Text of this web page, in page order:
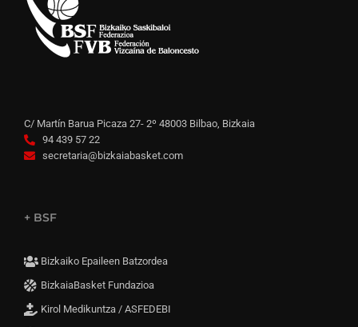
C/ Martín Barua Picaza 27- 2º 48003 Bilbao, Bizkaia
94 439 57 22
secretaria@bizkaiabasket.com
+ BSF
Bizkaiko Epaileen Batzordea
BizkaiaBasket Fundazioa
Kirol Medikuntza / ASFEDEBI